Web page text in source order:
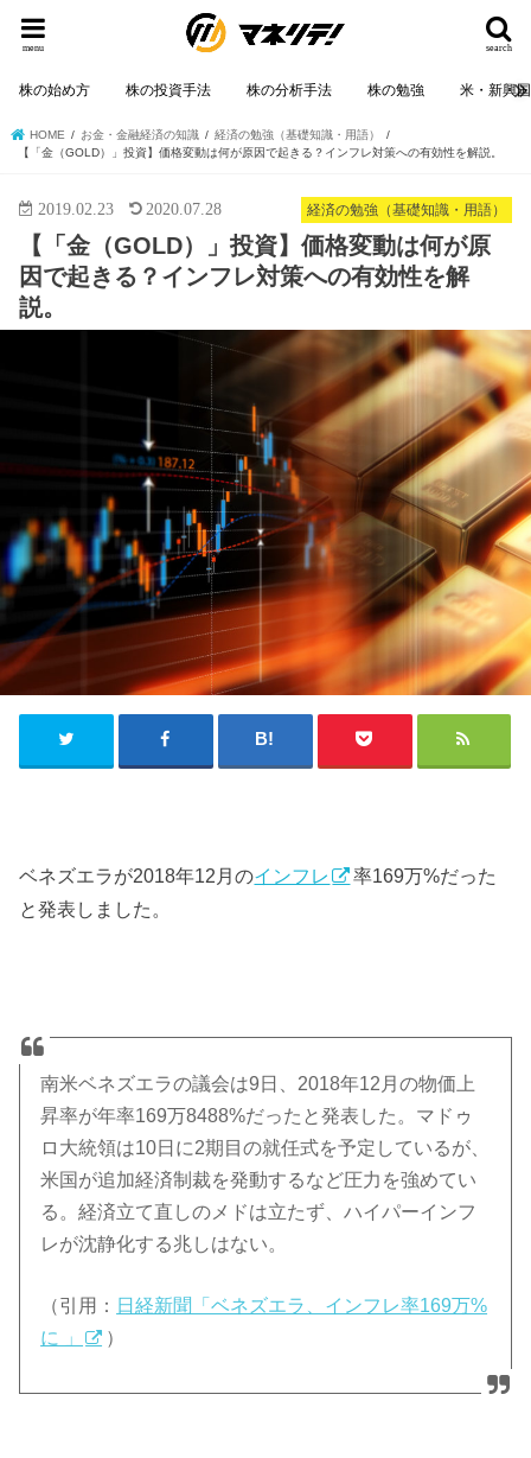
search
menu
株の始め方 株の投資手法 株の分析手法 株の勉強 米・新興
HOME お金・金融経済の知識
経済の勉強（基礎知識・用語）
【「金（GOLD）」投資】価格変動は何が原因で起きる？インフレ対策への有効性を解説。
経済の勉強（基礎知識・用語）
2019.02.23 2020.07.28
【「金（GOLD）」投資】価格変動は何が原
因で起きる？インフレ対策への有効性を解
説。
ベネズエラが2018年12月のインフレ
率169万%だった
と発表しました。
南米ベネズエラの議会は9日、2018年12月の物価上
昇率が年率169万8488%だったと発表した。マドゥ
ロ大統領は10日に2期目の就任式を予定しているが、
米国が追加経済制裁を発動するなど圧力を強めてい
る。経済立て直しのメドは立たず、ハイパーインフ
レが沈静化する兆しはない。
（引用： 日経新聞「ベネズエラ、インフレ率169万%
に 」
）